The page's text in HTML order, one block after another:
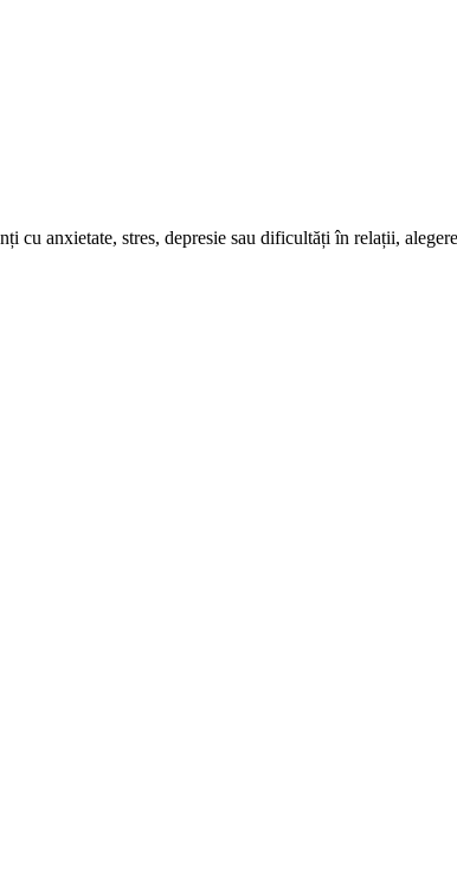
cu anxietate, stres, depresie sau dificultăți în relații,